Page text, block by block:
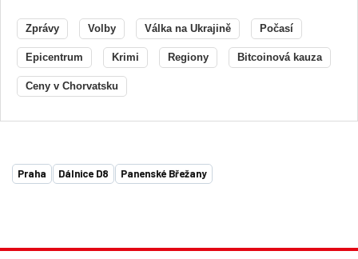
Zprávy Volby Válka na Ukrajině Počasí
Epicentrum Krimi Regiony Bitcoinová kauza
Ceny v Chorvatsku
Praha Dálnice D8 Panenské Břežany